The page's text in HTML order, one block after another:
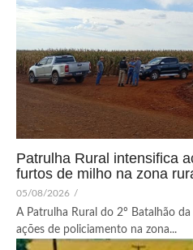
Patrulha Rural intensifica
furtos de milho na zona
05/08/2026 /
A Patrulha Rural do 2º Batalhão
ações de policiamento na zona...